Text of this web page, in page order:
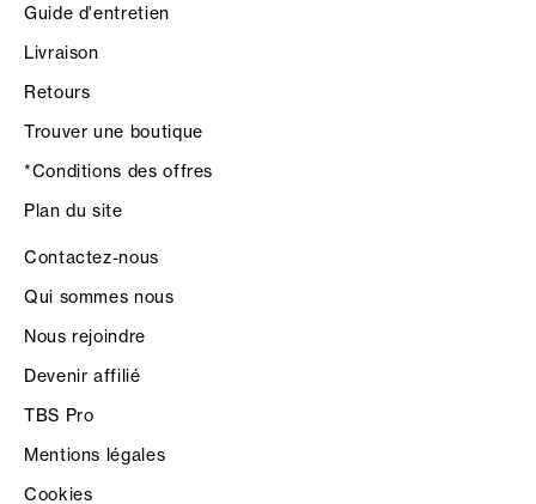
Guide d'entretien
Livraison
Retours
Trouver une boutique
*Conditions des offres
Plan du site
Contactez-nous
Qui sommes nous
Nous rejoindre
Devenir affilié
TBS Pro
Mentions légales
Cookies